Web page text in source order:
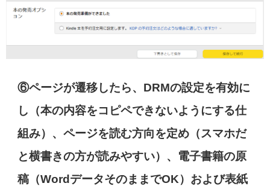
⑥ページが遷移したら、DRMの設定を有効に
し（本の内容をコピペできないようにする仕
組み）、ページを読む方向を定め（スマホだ
と横書きの方が読みやすい）、電子書籍の原
稿（WordデータそのままでOK）および表紙